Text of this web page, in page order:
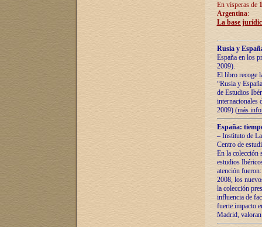
En vísperas de
Argentina:
La base
Rusia y
España en los
2009).
El libro recoge
“Rusia y
de Estudios
internacionales
2009) (más
España:
– Instituto de
Centro de
En la colección
estudios
atención
2008, los
la colección
influencia de
fuerte impacto
Madrid,